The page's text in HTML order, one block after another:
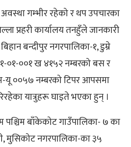
गम्भीर रहेको र थप उपचारका
प्रहरी कार्यालय तनहुँले जानकारी
बन्दीपुर नगरपालिका-१, डुम्रे
०१-००१ ख ४१५२ नम्बरको बस र
यू ००५७ नम्बरको टिपर आपसमा
यात्रुहरू घाइते भएका हुन् ।
बाँकेकोट गाउँपालिका- ७ का
मुसिकोट नगरपालिका-का ३५